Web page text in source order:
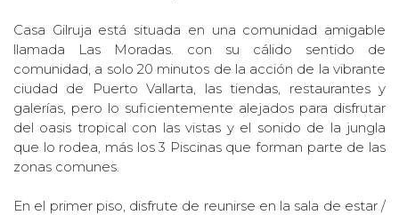
Casa Gilruja está situada en una comunidad amigable
llamada Las Moradas. con su cálido sentido de
comunidad, a solo 20 minutos de la acción de la vibrante
ciudad de Puerto Vallarta, las tiendas, restaurantes y
galerías, pero lo suficientemente alejados para disfrutar
del oasis tropical con las vistas y el sonido de la jungla
que lo rodea, más los 3 Piscinas que forman parte de las
zonas comunes.
En el primer piso, disfrute de reunirse en la sala de estar /